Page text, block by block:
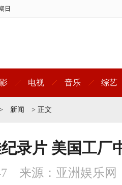
日
电视 音乐 综艺
新闻 > 正文
录片 美国工厂
来源：亚洲娱乐网